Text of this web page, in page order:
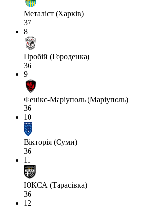
Металіст (Харків)
37
8
Пробій (Городенка)
36
9
Фенікс-Маріуполь (Маріуполь)
36
10
Вікторія (Суми)
36
11
ЮКСА (Тарасівка)
36
12